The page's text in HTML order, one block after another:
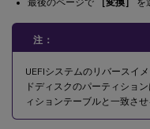
注：
UEFIシステムのリバースイ
ドディスクのパーティショ
ィションテーブルと一致さ